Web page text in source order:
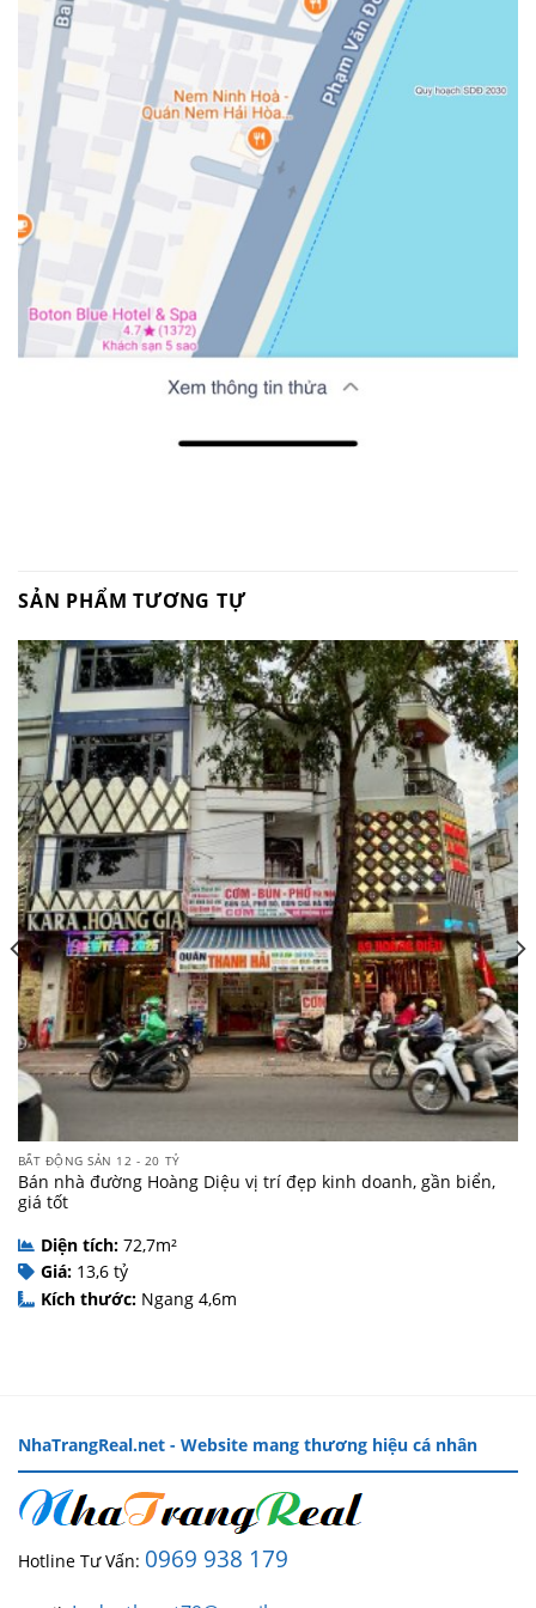
SẢN PHẨM TƯƠNG TỰ
BẤT ĐỘNG SẢN 12 - 20 TỶ
Bán nhà đường Hoàng Diệu vị trí đẹp kinh doanh, gần biển,
giá tốt
Diện tích: 72,7m²
Giá: 13,6 tỷ
Kích thước: Ngang 4,6m
NhaTrangReal.net - Website mang thương hiệu cá nhân
Hotline Tư Vấn: 0969 938 179